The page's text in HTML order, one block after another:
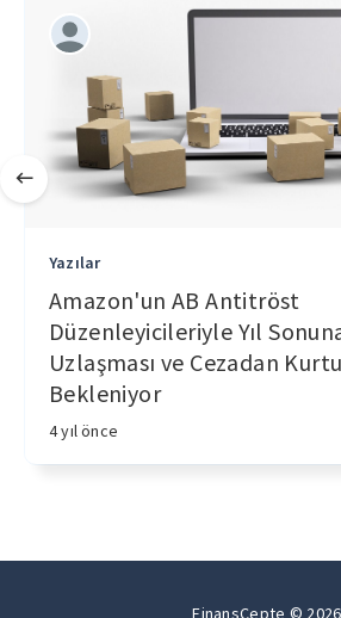
Yazılar
Amazon'un AB Antitröst
Düzenleyicileriyle Yıl
Uzlaşması ve Cezadan
Bekleniyor
4 yıl önce
FinansCepte © 2026